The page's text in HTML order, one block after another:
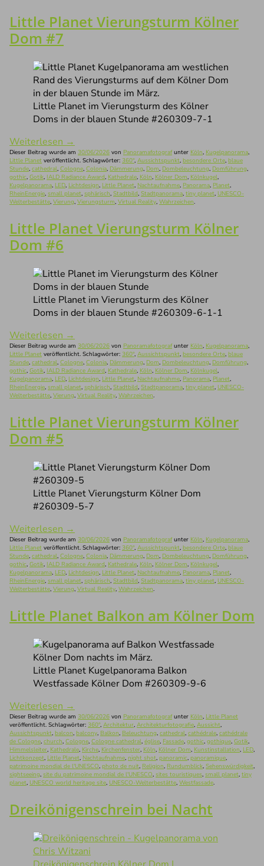
Little Planet Vierungsturm Kölner
Dom #7
Little Planet im Vierungsturm des Kölner
Doms in der blauen Stunde #260309-7-1
Weiterlesen →
Dieser Beitrag wurde am 30/06/2026 von Panoramafotografunter Köln, Kugelpanorama,
Little Planet veröffentlicht. Schlagwörter: 360°, Aussichtspunkt, besondere Orte, blaue
Stunde, cathedral, Cologne, Colonia, Dämmerung, Dom, Dombeleuchtung, Domführung,
gothic, Gotik, IALD Radiance Award, Kathedrale, Köln, Kölner Dom, Kölnkugel,
Kugelpanorama, LED, Lichtdesign, Little Planet, Nachtaufnahme, Panorama, Planet,
RheinEnergie, small planet, sphärisch, Stadtbild, Stadtpanorama, tiny planet, UNESCO-
Welterbestätte, Vierung, Vierungsturm, Virtual Reality, Wahrzeichen.
Little Planet Vierungsturm Kölner
Dom #6
Little Planet im Vierungsturm des Kölner
Doms in der blauen Stunde #260309-6-1-1
Weiterlesen →
Dieser Beitrag wurde am 30/06/2026 von Panoramafotografunter Köln, Kugelpanorama,
Little Planet veröffentlicht. Schlagwörter: 360°, Aussichtspunkt, besondere Orte, blaue
Stunde, cathedral, Cologne, Colonia, Dämmerung, Dom, Dombeleuchtung, Domführung,
gothic, Gotik, IALD Radiance Award, Kathedrale, Köln, Kölner Dom, Kölnkugel,
Kugelpanorama, LED, Lichtdesign, Little Planet, Nachtaufnahme, Panorama, Planet,
RheinEnergie, small planet, sphärisch, Stadtbild, Stadtpanorama, tiny planet, UNESCO-
Welterbestätte, Vierung, Virtual Reality, Wahrzeichen.
Little Planet Vierungsturm Kölner
Dom #5
Little Planet Vierungsturm Kölner Dom
#260309-5-7
Weiterlesen →
Dieser Beitrag wurde am 30/06/2026 von Panoramafotografunter Köln, Kugelpanorama,
Little Planet veröffentlicht. Schlagwörter: 360°, Aussichtspunkt, besondere Orte, blaue
Stunde, cathedral, Cologne, Colonia, Dämmerung, Dom, Dombeleuchtung, Domführung,
gothic, Gotik, IALD Radiance Award, Kathedrale, Köln, Kölner Dom, Kölnkugel,
Kugelpanorama, LED, Lichtdesign, Little Planet, Nachtaufnahme, Panorama, Planet,
RheinEnergie, small planet, sphärisch, Stadtbild, Stadtpanorama, tiny planet, UNESCO-
Welterbestätte, Vierung, Virtual Reality, Wahrzeichen.
Little Planet Balkon am Kölner Dom
Little Planet Kugelpanorama Balkon
Westfassade Kölner Dom #260309-9-6
Weiterlesen →
Dieser Beitrag wurde am 30/06/2026 von Panoramafotografunter Köln, Little Planet
veröffentlicht. Schlagwörter: 360°, Architektur, Architekturfotografie, Aussicht,
Aussichtspunkt, balcon, balcony, Balkon, Beleuchtung, cathedral, cathédrale, cathédrale
de Cologne, church, Cologne, Cologne cathedral, église, Fassade, gothic, gothique, Gotik,
Himmelsleiter, Kathedrale, Kirche, Kirchenfenster, Köln, Kölner Dom, Kunstinstallation, LED,
Lichtkonzept, Little Planet, Nachtaufnahme, night shot, panoramic, panoramique,
patrimoine mondial de l'UNESCO, photo de nuit, Religion, Rundumblick, Sehenswürdigkeit,
sightseeing, site du patrimoine mondial de l'UNESCO, sites touristiques, small planet, tiny
planet, UNESCO world heritage site, UNESCO-Welterbestätte, Westfassade.
Dreikönigenschrein bei Nacht